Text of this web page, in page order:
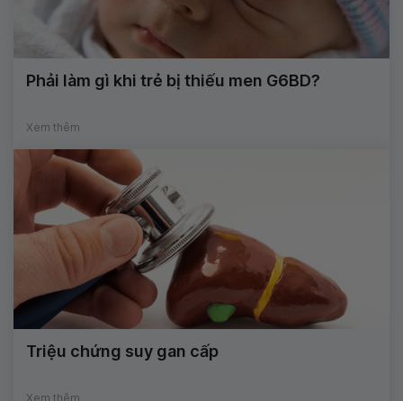
Phải làm gì khi trẻ bị thiếu men G6BD?
Xem thêm
Triệu chứng suy gan cấp
Xem thêm